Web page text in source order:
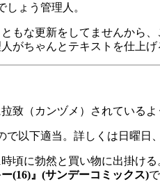
ょう管理人。
な更新をしてませんから、
ちゃんとテキストを仕上
（カンヅメ）されているよ
以下適当。詳しくは日曜日
に勃然と買い物に出掛け
(16)』(サンデーコミックス)